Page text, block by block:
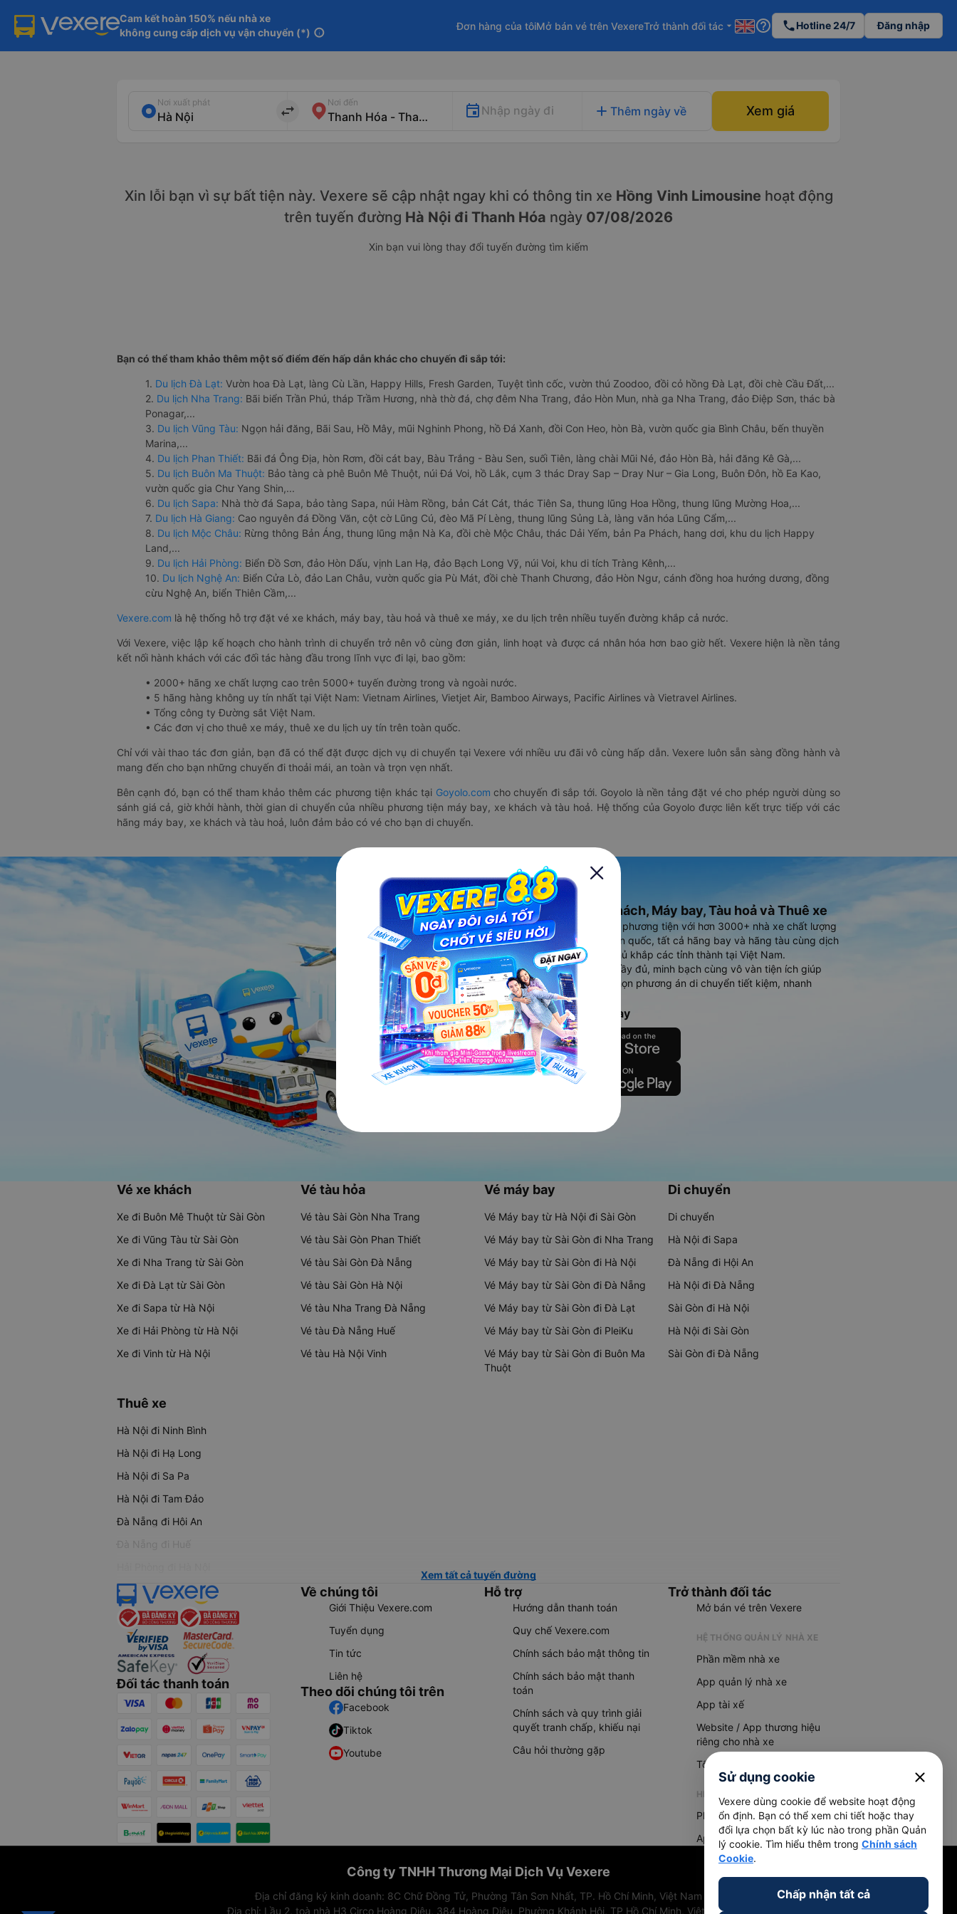
Cam kết hoàn 150% nếu nhà xe
không cung cấp dịch vụ vận chuyển (*) info
Đơn hàng của tôiMở bán vé trên VexereTrở thành đối tác arrow_drop_down help_outline phoneHotline 24/7 Đăng nhập
Nơi xuất phát
import_export
Nơi đến
Nhập ngày đi add Thêm ngày về Xem giá
Xin lỗi bạn vì sự bất tiện này. Vexere sẽ cập nhật ngay khi có thông tin xe Hồng Vinh Limousine hoạt động
trên tuyến đường Hà Nội đi Thanh Hóa ngày 07/08/2026
Xin bạn vui lòng thay đổi tuyến đường tìm kiếm
Bạn có thể tham khảo thêm một số điểm đến hấp dẫn khác cho chuyến đi sắp tới:
1. Du lịch Đà Lạt: Vườn hoa Đà Lạt, làng Cù Lần, Happy Hills, Fresh Garden, Tuyệt tình cốc, vườn thú Zoodoo, đồi cỏ hồng Đà Lạt, đồi chè Cầu Đất,...
2. Du lịch Nha Trang: Bãi biển Trần Phú, tháp Trầm Hương, nhà thờ đá, chợ đêm Nha Trang, đảo Hòn Mun, nhà ga Nha Trang, đảo Điệp Sơn, thác bà
Ponagar,...
3. Du lịch Vũng Tàu: Ngọn hải đăng, Bãi Sau, Hồ Mây, mũi Nghinh Phong, hồ Đá Xanh, đồi Con Heo, hòn Bà, vườn quốc gia Bình Châu, bến thuyền
Marina,...
4. Du lịch Phan Thiết: Bãi đá Ông Địa, hòn Rơm, đồi cát bay, Bàu Trắng - Bàu Sen, suối Tiên, làng chài Mũi Né, đảo Hòn Bà, hải đăng Kê Gà,...
5. Du lịch Buôn Ma Thuột: Bảo tàng cà phê Buôn Mê Thuột, núi Đá Voi, hồ Lắk, cụm 3 thác Dray Sap – Dray Nur – Gia Long, Buôn Đôn, hồ Ea Kao,
vườn quốc gia Chư Yang Shin,...
6. Du lịch Sapa: Nhà thờ đá Sapa, bảo tàng Sapa, núi Hàm Rồng, bản Cát Cát, thác Tiên Sa, thung lũng Hoa Hồng, thung lũng Mường Hoa,...
7. Du lịch Hà Giang: Cao nguyên đá Đồng Văn, cột cờ Lũng Cú, đèo Mã Pí Lèng, thung lũng Sủng Là, làng văn hóa Lũng Cẩm,...
8. Du lịch Mộc Châu: Rừng thông Bản Áng, thung lũng mận Nà Ka, đồi chè Mộc Châu, thác Dải Yếm, bản Pa Phách, hang dơi, khu du lịch Happy
Land,...
9. Du lịch Hải Phòng: Biển Đồ Sơn, đảo Hòn Dấu, vịnh Lan Hạ, đảo Bạch Long Vỹ, núi Voi, khu di tích Tràng Kênh,...
10. Du lịch Nghệ An: Biển Cửa Lò, đảo Lan Châu, vườn quốc gia Pù Mát, đồi chè Thanh Chương, đảo Hòn Ngư, cánh đồng hoa hướng dương, đồng
cừu Nghệ An, biển Thiên Cầm,...
Vexere.com là hệ thống hỗ trợ đặt vé xe khách, máy bay, tàu hoả và thuê xe máy, xe du lịch trên nhiều tuyến đường khắp cả nước.
Với Vexere, việc lập kế hoạch cho hành trình di chuyển trở nên vô cùng đơn giản, linh hoạt và được cá nhân hóa hơn bao giờ hết. Vexere hiện là nền tảng
kết nối hành khách với các đối tác hàng đầu trong lĩnh vực đi lại, bao gồm:
• 2000+ hãng xe chất lượng cao trên 5000+ tuyến đường trong và ngoài nước.
• 5 hãng hàng không uy tín nhất tại Việt Nam: Vietnam Airlines, Vietjet Air, Bamboo Airways, Pacific Airlines và Vietravel Airlines.
• Tổng công ty Đường sắt Việt Nam.
• Các đơn vị cho thuê xe máy, thuê xe du lịch uy tín trên toàn quốc.
Chỉ với vài thao tác đơn giản, bạn đã có thể đặt được dịch vụ di chuyển tại Vexere với nhiều ưu đãi vô cùng hấp dẫn. Vexere luôn sẵn sàng đồng hành và
mang đến cho bạn những chuyến đi thoải mái, an toàn và trọn vẹn nhất.
Bên cạnh đó, bạn có thể tham khảo thêm các phương tiện khác tại Goyolo.com cho chuyến đi sắp tới. Goyolo là nền tảng đặt vé cho phép người dùng so
sánh giá cả, giờ khởi hành, thời gian di chuyển của nhiều phương tiện máy bay, xe khách và tàu hoả. Hệ thống của Goyolo được liên kết trực tiếp với các
hãng máy bay, xe khách và tàu hoả, luôn đảm bảo có vé cho bạn di chuyển.
Ứng dụng đặt vé Xe khách, Máy bay, Tàu hoả và Thuê xe
Vexere - ứng dụng đặt vé đa phương tiện với hơn 3000+ nhà xe chất lượng
cao, 5000+ tuyến đường toàn quốc, tất cả hãng bay và hãng tàu cùng dịch
vụ thuê xe máy, xe du lịch phủ khắp các tỉnh thành tại Việt Nam.
Ứng dụng hiển thị thông tin đầy đủ, minh bạch cùng vô vàn tiện ích giúp
người dùng so sánh và lựa chọn phương án di chuyển tiết kiệm, nhanh
chóng và phù hợp nhất.
Tải ứng dụng Vexere ngay
Vé xe khách
Xe đi Buôn Mê Thuột từ Sài Gòn
Xe đi Vũng Tàu từ Sài Gòn
Xe đi Nha Trang từ Sài Gòn
Xe đi Đà Lạt từ Sài Gòn
Xe đi Sapa từ Hà Nội
Xe đi Hải Phòng từ Hà Nội
Xe đi Vinh từ Hà Nội
Vé tàu hỏa
Vé tàu Sài Gòn Nha Trang
Vé tàu Sài Gòn Phan Thiết
Vé tàu Sài Gòn Đà Nẵng
Vé tàu Sài Gòn Hà Nội
Vé tàu Nha Trang Đà Nẵng
Vé tàu Đà Nẵng Huế
Vé tàu Hà Nội Vinh
Vé máy bay
Vé Máy bay từ Hà Nội đi Sài Gòn
Vé Máy bay từ Sài Gòn đi Nha Trang
Vé Máy bay từ Sài Gòn đi Hà Nội
Vé Máy bay từ Sài Gòn đi Đà Nẵng
Vé Máy bay từ Sài Gòn đi Đà Lạt
Vé Máy bay từ Sài Gòn đi PleiKu
Vé Máy bay từ Sài Gòn đi Buôn Ma
Thuột
Di chuyển
Di chuyển
Hà Nội đi Sapa
Đà Nẵng đi Hội An
Hà Nội đi Đà Nẵng
Sài Gòn đi Hà Nội
Hà Nội đi Sài Gòn
Sài Gòn đi Đà Nẵng
Thuê xe
Hà Nội đi Ninh Bình
Hà Nội đi Hạ Long
Hà Nội đi Sa Pa
Hà Nội đi Tam Đảo
Đà Nẵng đi Hội An
Đà Nẵng đi Huế
Xem tất cả tuyến đường
Đối tác thanh toán
Về chúng tôi
Giới Thiệu Vexere.com
Tuyển dụng
Tin tức
Liên hệ
Theo dõi chúng tôi trên
Facebook
Tiktok
Youtube
Hỗ trợ
Hướng dẫn thanh toán
Quy chế Vexere.com
Chính sách bảo mật thông tin
Chính sách bảo mật thanh
toán
Chính sách và quy trình giải
quyết tranh chấp, khiếu nại
Câu hỏi thường gặp
Trở thành đối tác
Mở bán vé trên Vexere
HỆ THỐNG QUẢN LÝ NHÀ XE
Phần mềm nhà xe
App quản lý nhà xe
App tài xế
Website / App thương hiệu
riêng cho nhà xe
Tổng đài AI
HỆ THỐNG QUẢN LÝ HÀNG HOÁ
Phần mềm quản lý hàng hoá
App quản lý hàng hoá
Công ty TNHH Thương Mại Dịch Vụ Vexere
Địa chỉ đăng ký kinh doanh: 8C Chữ Đồng Tử, Phường Tân Sơn Nhất, TP. Hồ Chí Minh, Việt Nam
Địa chỉ: Lầu 2, toà nhà H3 Circo Hoàng Diệu, 384 Hoàng Diệu, Phường Khánh Hội, TP Hồ Chí Minh, Việt Nam
Sử dụng cookie close
Vexere dùng cookie để website hoạt động
ổn định. Bạn có thể xem chi tiết hoặc thay
đổi lựa chọn bất kỳ lúc nào trong phần Quản
lý cookie. Tìm hiểu thêm trong Chính sách
Cookie.
Chấp nhận tất cả